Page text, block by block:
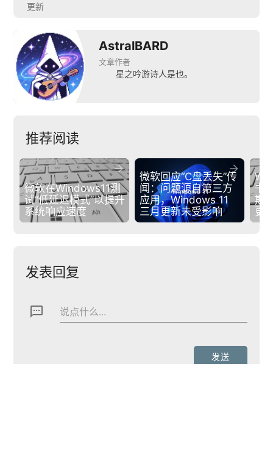
更新
AstralBARD
文章作者
星之吟游诗人是也。
推荐阅读
微软在Windows11测
试“低延迟模式”以提升
系统响应速度

微软回应“C盘丢失”传
闻：问题源自第三方
应用，Windows 11
三月更新未受影响

书
期
更
发表回复
textsms 说点什么...